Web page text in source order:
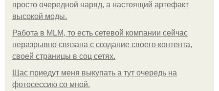
просто очередной наряд, а настоящий артефакт
высокой моды.
Работа в MLM, то есть сетевой компании сейчас
неразрывно связана с создание своего контента,
своей страницы в соц сетях.
Щас приедут меня выкупать а тут очередь на
фотосессию со мной.